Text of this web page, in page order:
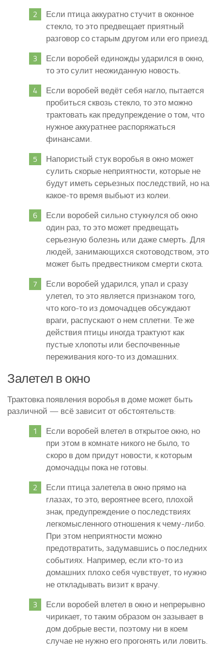
Если птица аккуратно стучит в оконное
стекло, то это предвещает приятный
разговор со старым другом или его приезд.
Если воробей единожды ударился в окно,
то это сулит неожиданную новость.
Если воробей ведёт себя нагло, пытается
пробиться сквозь стекло, то это можно
трактовать как предупреждение о том, что
нужное аккуратнее распоряжаться
финансами.
Напористый стук воробья в окно может
сулить скорые неприятности, которые не
будут иметь серьезных последствий, но на
какое-то время выбьют из колеи.
Если воробей сильно стукнулся об окно
один раз, то это может предвещать
серьезную болезнь или даже смерть. Для
людей, занимающихся скотоводством, это
может быть предвестником смерти скота.
Если воробей ударился, упал и сразу
улетел, то это является признаком того,
что кого-то из домочадцев обсуждают
враги, распускают о нем сплетни. Те же
действия птицы иногда трактуют как
пустые хлопоты или беспочвенные
переживания кого-то из домашних.
Залетел в окно
Трактовка появления воробья в доме может быть
различной — всё зависит от обстоятельств:
Если воробей влетел в открытое окно, но
при этом в комнате никого не было, то
скоро в дом придут новости, к которым
домочадцы пока не готовы.
Если птица залетела в окно прямо на
глазах, то это, вероятнее всего, плохой
знак, предупреждение о последствиях
легкомысленного отношения к чему-либо.
При этом неприятности можно
предотвратить, задумавшись о последних
событиях. Например, если кто-то из
домашних плохо себя чувствует, то нужно
не откладывать визит к врачу.
Если воробей влетел в окно и непрерывно
чирикает, то таким образом он зазывает в
дом добрые вести, поэтому ни в коем
случае не нужно его прогонять или ловить.